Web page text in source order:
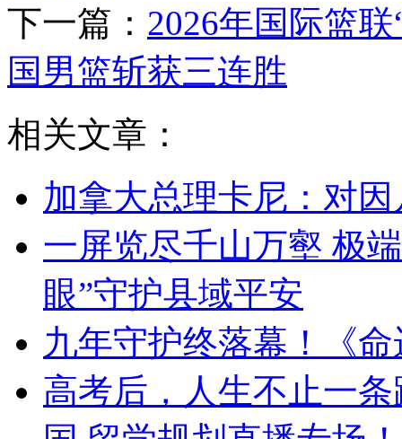
下一篇： 2026年国际篮
国男篮斩获三连胜
相关文章：
加拿大总理卡尼：对
一屏览尽千山万壑 极
眼”守护县域平安
九年守护终落幕！《
高考后，人生不止一